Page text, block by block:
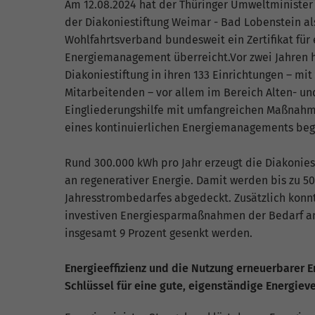
Am 12.08.2024 hat der Thüringer
der Diakoniestiftung Weimar - Bad Lobenstein
Wohlfahrtsverband bundesweit ein Zertifikat für
Energiemanagement überreicht.Vor zwei Jahren
Diakoniestiftung in ihren 133 Einrichtungen – mit
Mitarbeitenden – vor allem im Bereich Alten-
Eingliederungshilfe mit umfangreichen
eines kontinuierlichen Energiemanagements
Rund 300.000 kWh pro Jahr erzeugt die
an regenerativer Energie. Damit werden bis zu
Jahresstrombedarfes abgedeckt. Zusätzlich
investiven Energiesparmaßnahmen der Bedarf
insgesamt 9 Prozent gesenkt werden.
Energieeffizienz und die Nutzung erneuerbarer
Schlüssel für eine gute, eigenständige